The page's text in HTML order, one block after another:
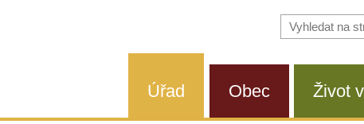
Vyhledávání
na
Úřad Obec Život